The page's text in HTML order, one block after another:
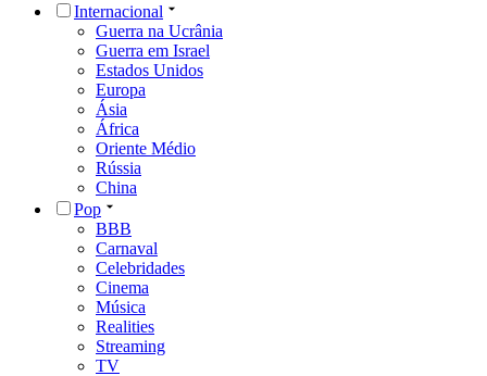
Internacional
Guerra na Ucrânia
Guerra em Israel
Estados Unidos
Europa
Ásia
África
Oriente Médio
Rússia
China
Pop
BBB
Carnaval
Celebridades
Cinema
Música
Realities
Streaming
TV